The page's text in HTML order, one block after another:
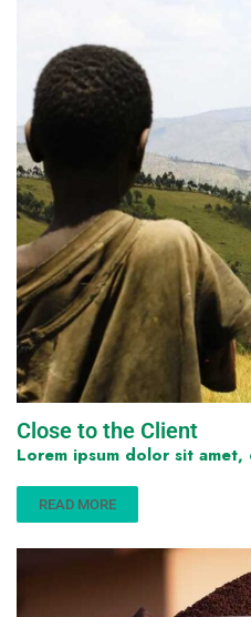
Close to the Client
Lorem ipsum dolor sit
READ MORE